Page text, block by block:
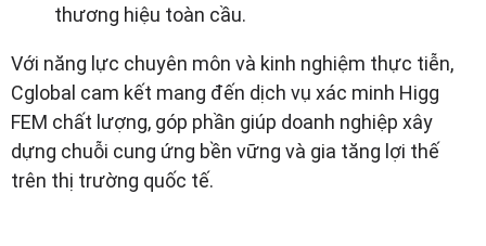
thương hiệu toàn cầu.
Với năng lực chuyên môn và kinh nghiệm thực tiễn,
Cglobal cam kết mang đến dịch vụ xác minh Higg
FEM chất lượng, góp phần giúp doanh nghiệp xây
dựng chuỗi cung ứng bền vững và gia tăng lợi thế
trên thị trường quốc tế.